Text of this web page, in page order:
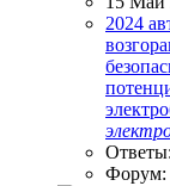
2024
Форум: